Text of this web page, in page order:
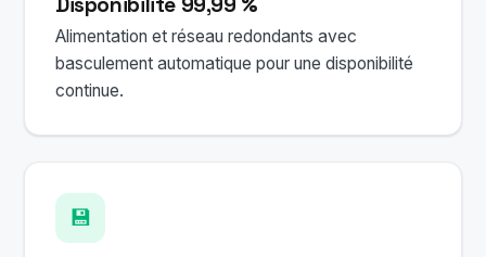
Alimentation et réseau redondants avec
basculement automatique pour une disponibilité
continue.
💾